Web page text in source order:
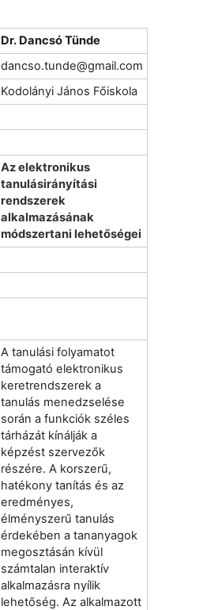
Dr. Dancsó Tünde
dancso.tunde@gmail.com
Kodolányi János Főiskola
Az elektronikus
tanulásirányítási
rendszerek
alkalmazásának
módszertani lehetőségei
A tanulási folyamatot
támogató elektronikus
keretrendszerek a
tanulás menedzselése
során a funkciók széles
tárházát kínálják a
képzést szervezők
részére. A korszerű,
hatékony tanítás és az
eredményes,
élményszerű tanulás
érdekében a tananyagok
megosztásán kívül
számtalan interaktív
alkalmazásra nyílik
lehetőség. Az alkalmazott